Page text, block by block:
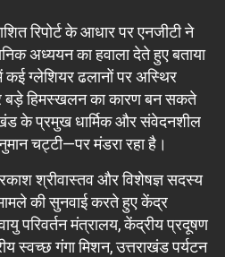
रिपोर्ट के आधार पर एनजीटी ने
अध्ययन का हवाला देते हुए बताया
कई ग्लेशियर ढलानों पर अस्थिर
बड़े हिमस्खलन का कारण बन सकते
के प्रमुख धार्मिक और संवेदनशील
चट्टी—पर मंडरा रहा है।
श्रीवास्तव और विशेषज्ञ सदस्य
की सुनवाई करते हुए केंद्र
परिवर्तन मंत्रालय, केंद्रीय प्रदूषण
स्वच्छ गंगा मिशन, उत्तराखंड पर्यटन